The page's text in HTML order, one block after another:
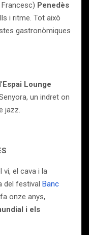
Penedès
i ritme. Tot això
gastronòmiques
Espai Lounge
un indret on
jazz.
el cava i la
del festival Banc
onze anys,
i els